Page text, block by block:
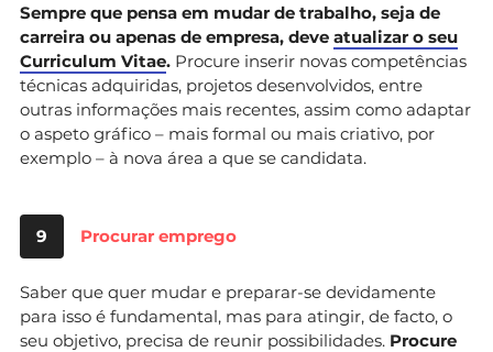
Sempre que pensa em mudar de trabalho, seja de
carreira ou apenas de empresa, deve atualizar o seu
Curriculum Vitae. Procure inserir novas competências
técnicas adquiridas, projetos desenvolvidos, entre
outras informações mais recentes, assim como adaptar
o aspeto gráfico – mais formal ou mais criativo, por
exemplo – à nova área a que se candidata.
9 Procurar emprego
Saber que quer mudar e preparar-se devidamente
para isso é fundamental, mas para atingir, de facto, o
seu objetivo, precisa de reunir possibilidades. Procure